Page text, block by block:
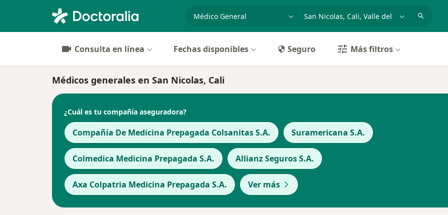
especialidad, enfermedad o nombre
Consulta en línea Fechas disponibles Seguro Más filtros
Médicos generales en San Nicolas, Cali
¿Cuál es tu compañía aseguradora?
Compañía De Medicina Prepagada Colsanitas S.A. Suramericana S.A.
Colmedica Medicina Prepagada S.A. Allianz Seguros S.A.
Axa Colpatria Medicina Prepagada S.A. Ver más